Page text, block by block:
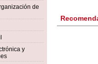
de
y
Botánica